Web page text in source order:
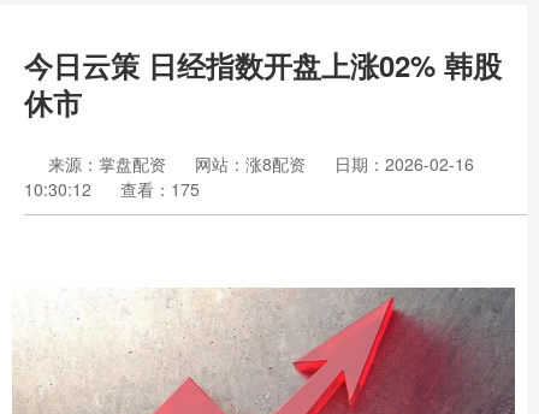
今日云策 日经指数开盘上涨02% 韩股
休市
来源：掌盘配资 网站：涨8配资
日期：2026-02-16
10:30:12
查看：175